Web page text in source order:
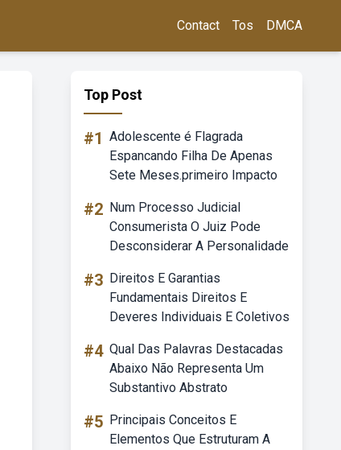
Contact Tos DMCA
Top Post
#1 Adolescente é Flagrada
Espancando Filha De Apenas
Sete Meses.primeiro Impacto
#2 Num Processo Judicial
Consumerista O Juiz Pode
Desconsiderar A Personalidade
#3 Direitos E Garantias
Fundamentais Direitos E
Deveres Individuais E Coletivos
#4 Qual Das Palavras Destacadas
Abaixo Não Representa Um
Substantivo Abstrato
#5 Principais Conceitos E
Elementos Que Estruturam A